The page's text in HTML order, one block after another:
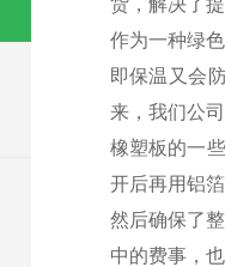
货，解决了
作为一种绿
即保温又会
来，我们公
橡塑板的一
开后再用铝
然后确保了
中的费事，